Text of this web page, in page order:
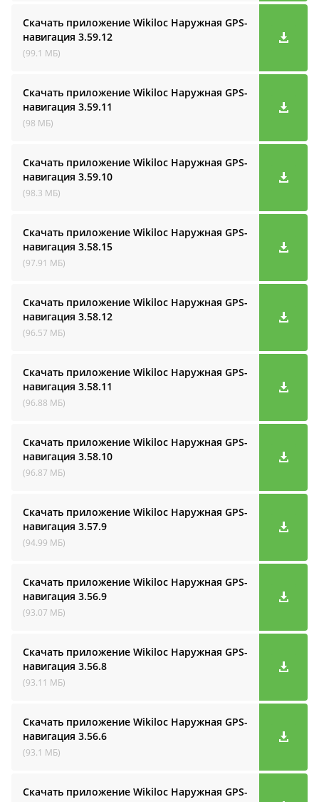
Скачать приложение Wikiloc Наружная GPS-
навигация 3.59.12
(99.1 МБ)
Скачать приложение Wikiloc Наружная GPS-
навигация 3.59.11
(98 МБ)
Скачать приложение Wikiloc Наружная GPS-
навигация 3.59.10
(98.3 МБ)
Скачать приложение Wikiloc Наружная GPS-
навигация 3.58.15
(97.91 МБ)
Скачать приложение Wikiloc Наружная GPS-
навигация 3.58.12
(96.57 МБ)
Скачать приложение Wikiloc Наружная GPS-
навигация 3.58.11
(96.88 МБ)
Скачать приложение Wikiloc Наружная GPS-
навигация 3.58.10
(96.87 МБ)
Скачать приложение Wikiloc Наружная GPS-
навигация 3.57.9
(94.99 МБ)
Скачать приложение Wikiloc Наружная GPS-
навигация 3.56.9
(93.07 МБ)
Скачать приложение Wikiloc Наружная GPS-
навигация 3.56.8
(93.11 МБ)
Скачать приложение Wikiloc Наружная GPS-
навигация 3.56.6
(93.1 МБ)
Скачать приложение Wikiloc Наружная GPS-